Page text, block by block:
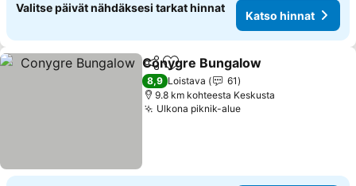
Valitse päivät nähdäksesi tarkat hinnat
Katso hinnat
Jaa Lisää suosikkeihin
Conygre Bungalow
8,9 Loistava
61
9.8 km kohteesta Keskusta
Ulkona piknik-alue